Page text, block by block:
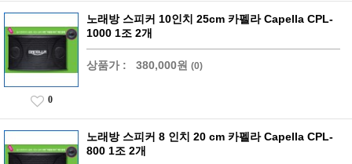
노래방 스피커 10인치 25cm 카펠라 Capella CPL-
1000 1조 2개
상품가 : 380,000원 (0)
0
노래방 스피커 8 인치 20 cm 카펠라 Capella CPL-
800 1조 2개